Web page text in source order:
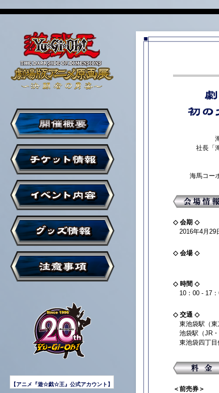
【アニメ『遊☆戯☆王』公式アカウント】
社長「
海馬コー
◇ 会期 ◇
2016年4月29
◇ 会場 ◇
◇ 時間 ◇
10：00 - 17
◇ 交通 ◇
東池袋駅（
池袋駅（JR
東池袋四丁目
＜前売券＞